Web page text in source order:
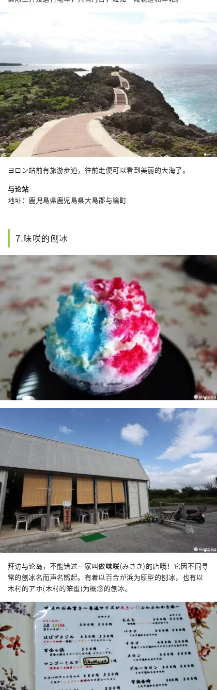
ヨロン站前有旅游步道，往前走便可以看到美丽的大海了。
与论站
地址：鹿児島県鹿児島県大島郡与論町
7.味咲的刨冰
拜访与论岛，不能错过一家叫做味咲(みさき)的店哦！它因不同寻
常的刨冰名而声名鹊起。有着以百合が浜为原型的刨冰，也有以
木村的アホ(木村的笨蛋)为概念的刨冰。